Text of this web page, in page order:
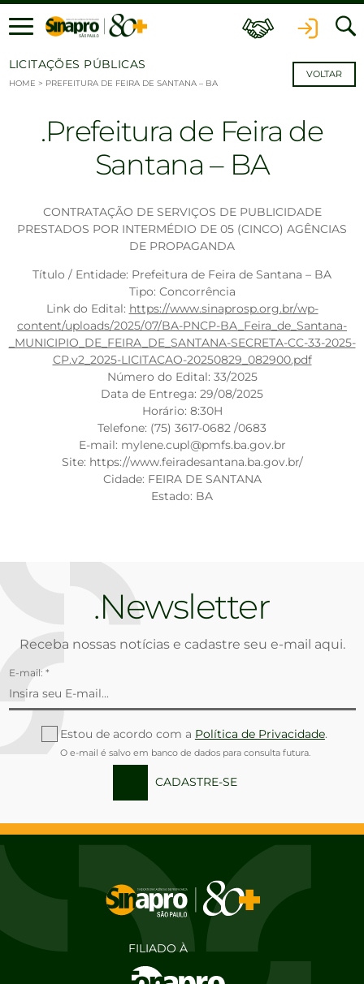
Ir para o conteúdo
LICITAÇÕES PÚBLICAS
HOME > PREFEITURA DE FEIRA DE SANTANA – BA
VOLTAR
Prefeitura de Feira de
Santana – BA
CONTRATAÇÃO DE SERVIÇOS DE PUBLICIDADE
PRESTADOS POR INTERMÉDIO DE 05 (CINCO) AGÊNCIAS
DE PROPAGANDA
Título / Entidade: Prefeitura de Feira de Santana – BA
Tipo: Concorrência
Link do Edital: https://www.sinaprosp.org.br/wp-
content/uploads/2025/07/BA-PNCP-BA_Feira_de_Santana-
_MUNICIPIO_DE_FEIRA_DE_SANTANA-SECRETA-CC-33-2025-
CP.v2_2025-LICITACAO-20250829_082900.pdf
Número do Edital: 33/2025
Data de Entrega: 29/08/2025
Horário: 8:30H
Telefone: (75) 3617-0682 /0683
E-mail: mylene.cupl@pmfs.ba.gov.br
Site: https://www.feiradesantana.ba.gov.br/
Cidade: FEIRA DE SANTANA
Estado: BA
Newsletter
Receba nossas notícias e cadastre seu e-mail aqui.
E-mail: *
Estou de acordo com a Política de Privacidade.
O e-mail é salvo em banco de dados para consulta futura.
CADASTRE-SE
FILIADO À